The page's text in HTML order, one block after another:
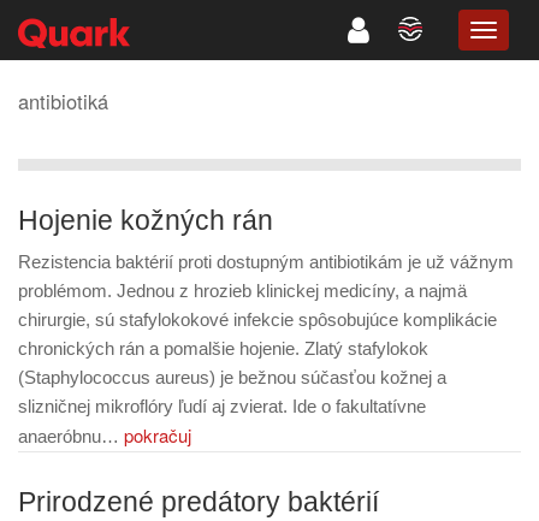
antibiotiká
Hojenie kožných rán
Rezistencia baktérií proti dostupným antibiotikám je už vážnym
problémom. Jednou z hrozieb klinickej medicíny, a najmä
chirurgie, sú stafylokokové infekcie spôsobujúce komplikácie
chronických rán a pomalšie hojenie. Zlatý stafylokok
(Staphylococcus aureus) je bežnou súčasťou kožnej a
slizničnej mikroflóry ľudí aj zvierat. Ide o fakultatívne
anaeróbnu… pokračuj
Prirodzené predátory baktérií